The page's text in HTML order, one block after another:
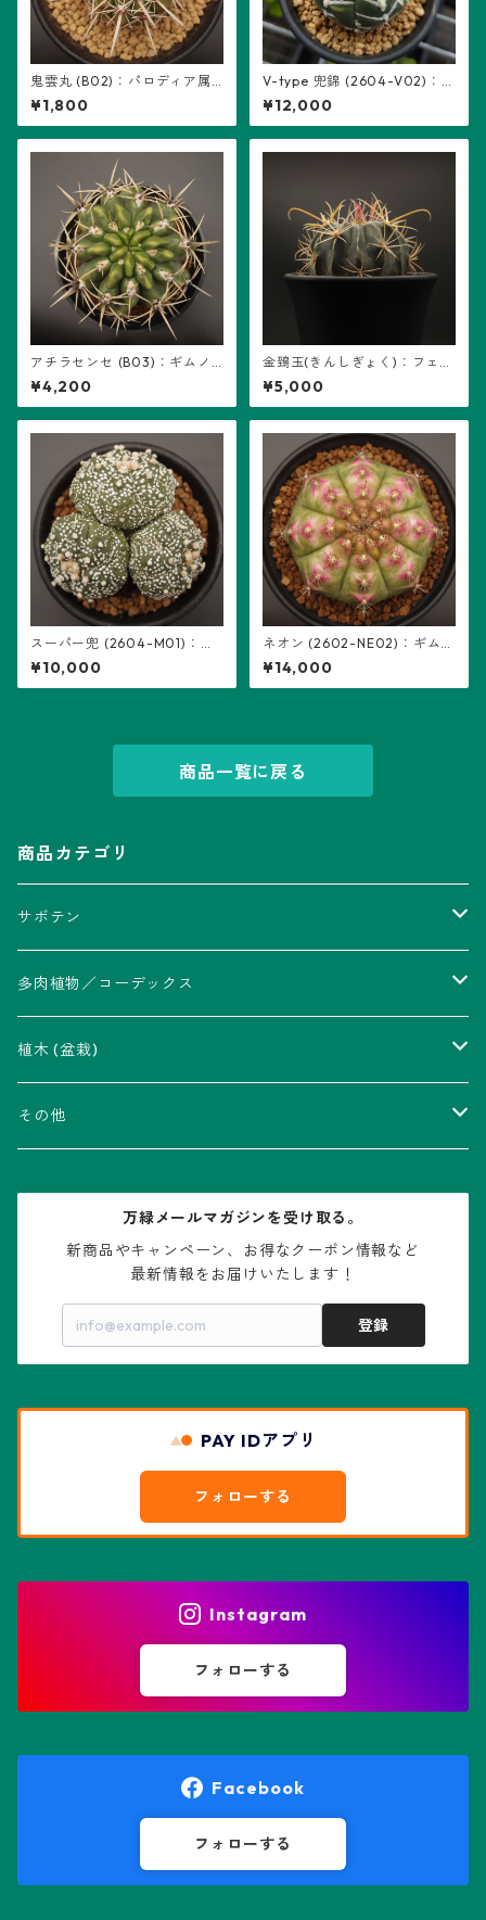
鬼雲丸 (B02)：パロディア属
※実生
¥1,800
V-type 兜錦 (2604-V02)：
アストロフィツム属 ※実生
¥12,000
アチラセンセ (B03)：ギムノ
カリキウム属 ※実生、曙斑
¥4,200
金鵄玉(きんしぎょく)：フェロ
カクタス属 (B07) ※実生
¥5,000
スーパー兜 (2604-M01)：ア
ストロフィツム属 ※実生、3頭
立ち
¥10,000
ネオン (2602-NE02)：ギムノ
カリキウム属 ※実生
¥14,000
商品一覧に戻る
商品カテゴリ
サボテン
アストロフィツム属
瑠璃兜錦、兜丸錦
V-type兜
リザード・スキン兜
花園兜
アリオカルプス属
ウィギンシア属
エキノケレウス属
エキノプシス属
エリオシケ属
オレオケレウス属
多肉植物／コーデックス
アカベ属
アロエ属
コノフィツム属
センナ属
パキポディウム属
フェネストラリア属
プセウドリトス属
植木 (盆栽)
ムクロジ科：カエデ属
その他
水石・景石
万緑メールマガジンを受け取る。
新商品やキャンペーン、お得なクーポン情報など
最新情報をお届けいたします！
登録
PAY IDアプリ
フォローする
Instagram
フォローする
Facebook
フォローする